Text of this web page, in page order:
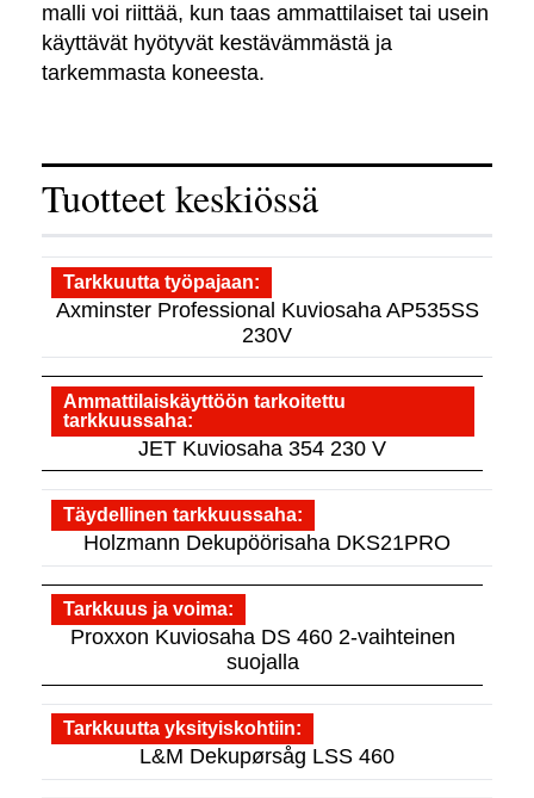
malli voi riittää, kun taas ammattilaiset tai usein
käyttävät hyötyvät kestävämmästä ja
tarkemmasta koneesta.
Tuotteet keskiössä
Tarkkuutta työpajaan
Axminster Professional Kuviosaha AP535SS
230V
Ammattilaiskäyttöön tarkoitettu
tarkkuussaha
JET Kuviosaha 354 230 V
Täydellinen tarkkuussaha
Holzmann Dekupöörisaha DKS21PRO
Tarkkuus ja voima
Proxxon Kuviosaha DS 460 2-vaihteinen
suojalla
Tarkkuutta yksityiskohtiin
L&M Dekupørsåg LSS 460